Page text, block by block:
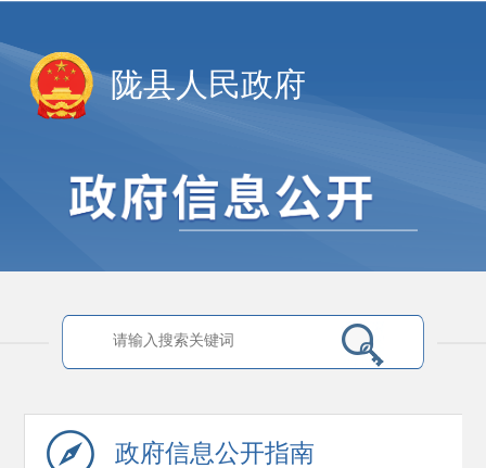
陇县人民政府
政府信息公开指南